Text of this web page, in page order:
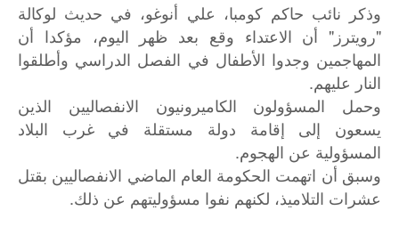
وذكر نائب حاكم كومبا، علي أنوغو، في حديث لوكالة
"رويترز" أن الاعتداء وقع بعد ظهر اليوم، مؤكدا أن
المهاجمين وجدوا الأطفال في الفصل الدراسي وأطلقوا
النار عليهم.
وحمل المسؤولون الكاميرونيون الانفصاليين الذين
يسعون إلى إقامة دولة مستقلة في غرب البلاد
المسؤولية عن الهجوم.
وسبق أن اتهمت الحكومة العام الماضي الانفصاليين بقتل
عشرات التلاميذ، لكنهم نفوا مسؤوليتهم عن ذلك.